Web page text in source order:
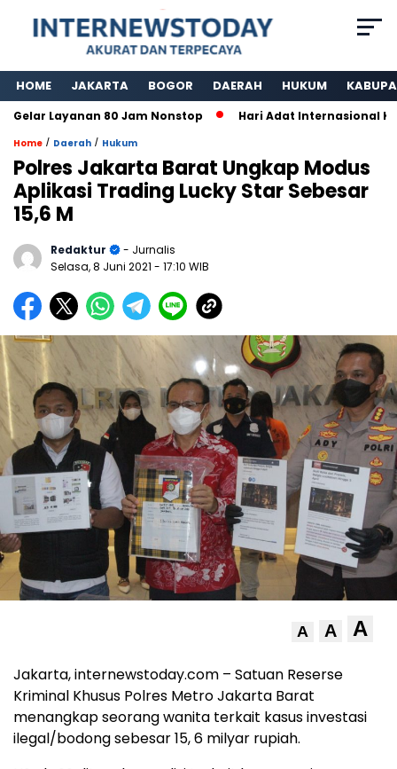
HOME JAKARTA BOGOR DAERAH HUKUM
Layanan 80 Jam Nonstop Hari Adat Internasional Ke 39
Home / Daerah / Hukum
Polres Jakarta Barat Ungkap Modus
Aplikasi Trading Lucky Star Sebesar
15,6 M
Redaktur
- Jurnalis
Selasa, 8 Juni 2021 - 17:10 WIB
A A A
Jakarta, internewstoday.com – Satuan Reserse
Kriminal Khusus Polres Metro Jakarta Barat
menangkap seorang wanita terkait kasus investasi
ilegal/bodong sebesar 15, 6 milyar rupiah.